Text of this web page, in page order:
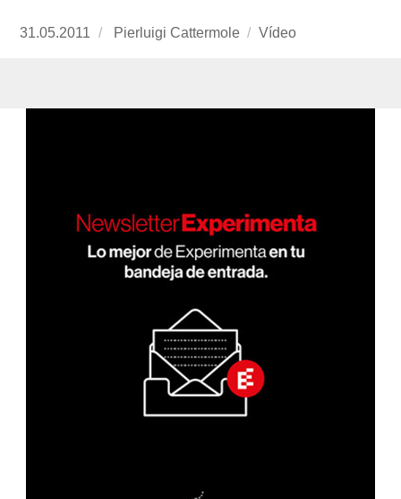
Publicado
31.05.2011
https://www.experimenta.es/author/pierluigi-
Pierluigi Cattermole Formato
Vídeo